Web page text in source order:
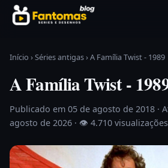
Pular para o conteúdo
Início ›Séries antigas›A Família Twist - 1989
A Família Twist -
Publicado em 05 de agosto de 2018 ·
agosto de 2026 · 👁 4.710 visualizações